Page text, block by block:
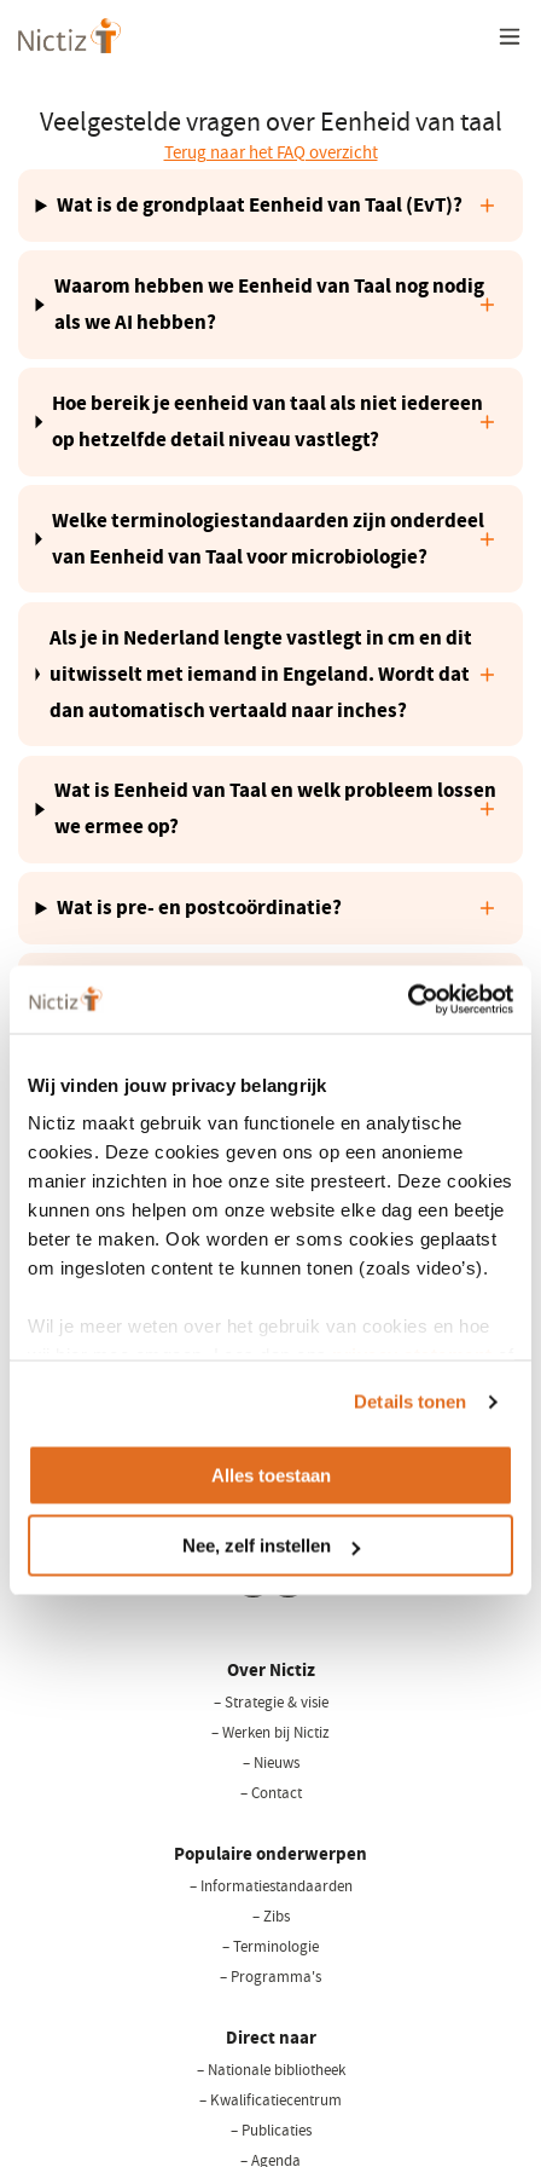
Wij vinden jouw privacy belangrijk
Nictiz maakt gebruik van functionele en analytische
cookies. Deze cookies geven ons op een anonieme
manier inzichten in hoe onze site presteert. Deze cookies
kunnen ons helpen om onze website elke dag een beetje
beter te maken. Ook worden er soms cookies geplaatst
om ingesloten content te kunnen tonen (zoals video’s).
Wil je meer weten over het gebruik van cookies en hoe
Details tonen
Alles toestaan
Nee, zelf instellen
Overslaan
en
gaan
Veelgestelde vragen over Eenheid van taal
Terug naar het FAQ overzicht
Wat is de grondplaat Eenheid van Taal (EvT)?
Waarom hebben we Eenheid van Taal nog nodig
als we AI hebben?
Hoe bereik je eenheid van taal als niet iedereen
op hetzelfde detail niveau vastlegt?
Welke terminologiestandaarden zijn onderdeel
van Eenheid van Taal voor microbiologie?
Als je in Nederland lengte vastlegt in cm en dit
uitwisselt met iemand in Engeland. Wordt dat
dan automatisch vertaald naar inches?
Wat is Eenheid van Taal en welk probleem lossen
we ermee op?
Wat is pre- en postcoördinatie?
Wat is Orphanet?
Hoe verhoudt SNOMED zich tot
zorginformatiebouwstenen (zibs) en
informatiestandaarden?
voor het primaire proces en het secundaire
LinkedInYoutube
Over Nictiz
– Strategie & visie
– Werken bij Nictiz
– Nieuws
– Contact
Populaire onderwerpen
– Informatiestandaarden
– Zibs
– Terminologie
– Programma's
Direct naar
– Nationale bibliotheek(opent
– Kwalificatiecentrum
– Publicaties
– Agenda